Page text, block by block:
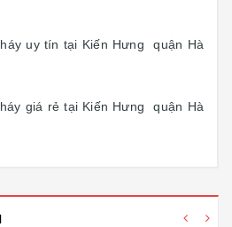
uy tín tại Kiến Hưng quận Hà
giá rẻ tại Kiến Hưng quận Hà